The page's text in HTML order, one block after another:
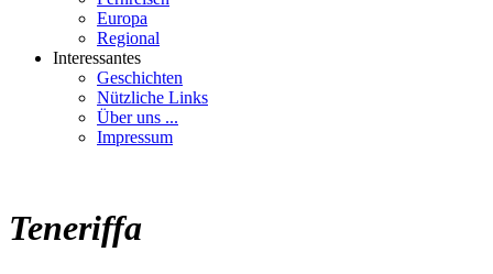
Europa
Regional
Interessantes
Geschichten
Nützliche Links
Über uns ...
Impressum
Teneriffa